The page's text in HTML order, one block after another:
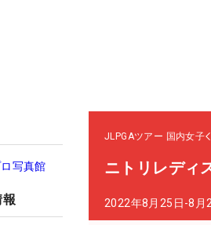
写真館
JLPGAツアー 国内女子
ニトリレディ
2022年8月25日-8月